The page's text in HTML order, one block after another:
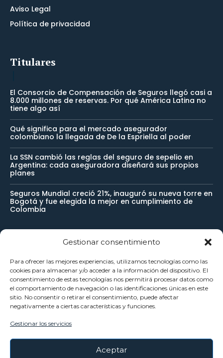
Gestionar consentimiento
Para ofrecer las mejores experiencias, utilizamos tecnologías como las
cookies para almacenar y/o acceder a la información del dispositivo. El
consentimiento de estas tecnologías nos permitirá procesar datos como
el comportamiento de navegación o las identificaciones únicas en este
sitio. No consentir o retirar el consentimiento, puede afectar
negativamente a ciertas características y funciones.
Gestionar los servicios
Aceptar
Aviso Legal
Política de privacidad
Titulares
El Consorcio de Compensación de Seguros llegó casi a
8.000 millones de reservas. Por qué América Latina no
tiene algo así
Qué significa para el mercado asegurador
colombiano la llegada de De la Espriella al poder
La SSN cambió las reglas del seguro de sepelio en
Argentina: cada aseguradora diseñará sus propios
planes
Seguros Mundial creció 21%, inauguró su nueva torre en
Bogotá y fue elegida la mejor en cumplimiento de
Colombia
Newsletter
Reciba noticias importantes directamente en su buzón de
entrada y manténgase conectado.
Política Privacidad.